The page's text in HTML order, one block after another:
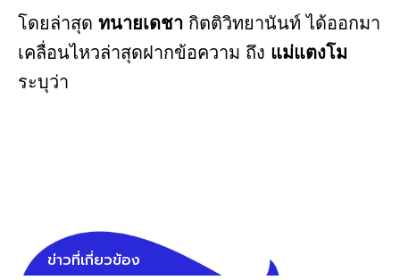
โดยล่าสุด ทนายเดชา กิตติวิทยานันท์ ได้ออกมา
เคลื่อนไหวล่าสุดฝากข้อความ ถึง แม่แตงโม
ระบุว่า
ข่าวที่เกี่ยวข้อง